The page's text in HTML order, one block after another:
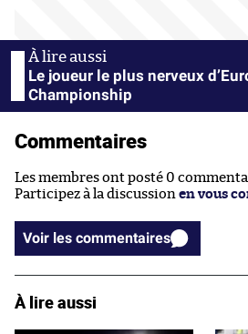
Le joueur le plus nerveux
Championship
Commentaires
Les membres ont posté 0
Participez à la discussion en vous
Voir les commentaires
À lire aussi